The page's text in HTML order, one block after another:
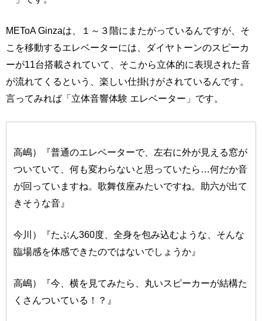
METoA Ginzaは、１～３階にまたがっているんですが、そ
こを移動するエレベーターには、ダイヤトーンのスピーカ
ーが11台搭載されていて、そこから立体的に表現された音
が流れてくるという、楽しい仕掛けがされているんです。
言ってみれば「立体音響体験 エレベーター」です。
高嶋）『普通のエレベーターで、左右に外が見える窓が
ついていて、何も変わらないと思っていたら…何だか音
が回っていますね。歌舞伎座みたいですね。助六が出て
きそうな音』
今川）『たぶん360度、全身を包み込むような、そんな
臨場感を体感できたのではないでしょうか』
高嶋）『今、横を見てみたら、丸いスピーカーが結構た
くさんついている！？』